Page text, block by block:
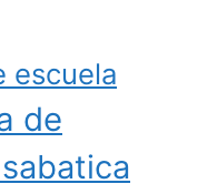
escuela
de